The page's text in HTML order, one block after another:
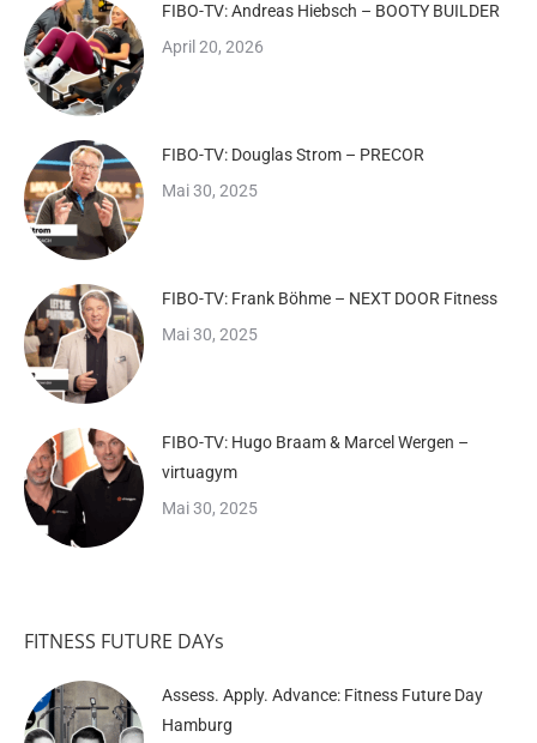
FIBO-TV: Andreas Hiebsch – BOOTY BUILDER
April 20, 2026
FIBO-TV: Douglas Strom – PRECOR
Mai 30, 2025
FIBO-TV: Frank Böhme – NEXT DOOR Fitness
Mai 30, 2025
FIBO-TV: Hugo Braam & Marcel Wergen –
virtuagym
Mai 30, 2025
FITNESS FUTURE DAYs
Assess. Apply. Advance: Fitness Future Day
Hamburg